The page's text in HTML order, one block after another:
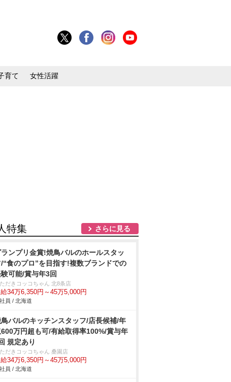
育て 女性活躍
特集 さらに見る
ランプリ金賞!焼鳥バルのホールスタッ
/“食のプロ”を目指す!複数ブランドでの
可能/賞与年3回
だきコッコちゃん 北8条店
給34万6,350円～45万5,000円
員 / 北海道
バルのキッチンスタッフ/店長候補/年
600万円超も可/有給取得率100%/賞与年
規定あり
だきコッコちゃん 桑園店
給34万6,350円～45万5,000円
員 / 北海道